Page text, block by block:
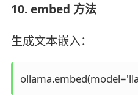
10. embed 方法
生成文本嵌入：